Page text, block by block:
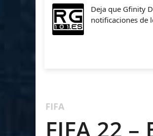
Deja que Gfinity
notificaciones de
FIFA
FIFA 22